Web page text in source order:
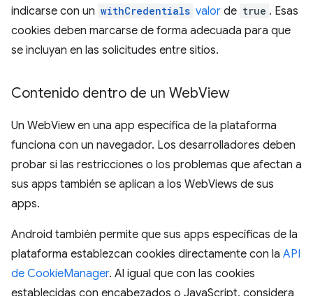
indicarse con un withCredentials valor de true . Esas
cookies deben marcarse de forma adecuada para que
se incluyan en las solicitudes entre sitios.
Contenido dentro de un WebView
Un WebView en una app específica de la plataforma
funciona con un navegador. Los desarrolladores deben
probar si las restricciones o los problemas que afectan a
sus apps también se aplican a los WebViews de sus
apps.
Android también permite que sus apps específicas de la
plataforma establezcan cookies directamente con la API
de CookieManager. Al igual que con las cookies